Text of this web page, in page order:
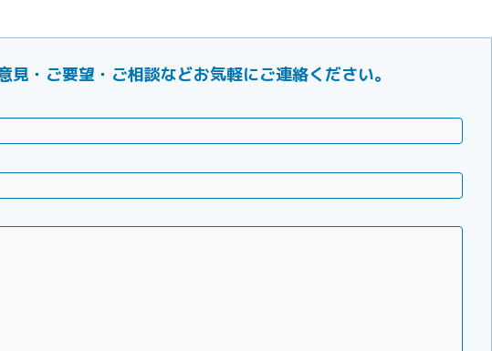
・ご要望・ご相談などお気軽にご連絡ください。